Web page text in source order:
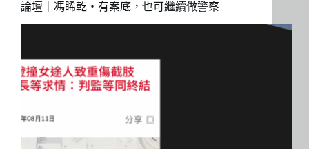
論壇｜馮睎乾・有案底，也可繼續做警察